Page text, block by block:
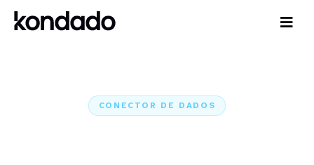
CONECTOR DE DADOS